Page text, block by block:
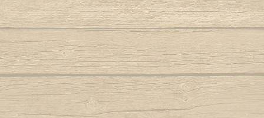
Balança o corpo sinha
Autor : Mestre Pernalonga
Beriba e pau, e pau
Berimbau chamou você
Autor : Instrutor Morcego (Capoeira
O pé passou
O
Autor :